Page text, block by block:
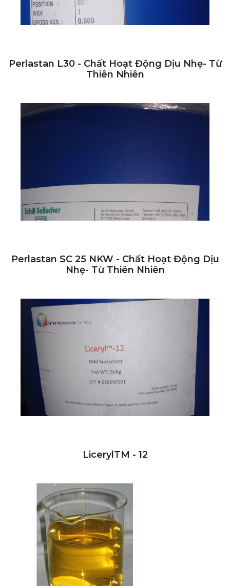
Perlastan L30 - Chất Hoạt Động Dịu Nhẹ- Từ
Thiên Nhiên
Perlastan SC 25 NKW - Chất Hoạt Động Dịu
Nhẹ- Từ Thiên Nhiên
LicerylTM - 12